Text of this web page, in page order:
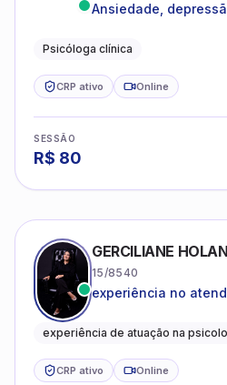
Ansiedade,
Psicóloga clínica
CRP ativo Online
SESSÃO
R$ 80
GERCILIANE
15/8540
experiência no
catastróficos e
experiência de atuação na
CRP ativo Online